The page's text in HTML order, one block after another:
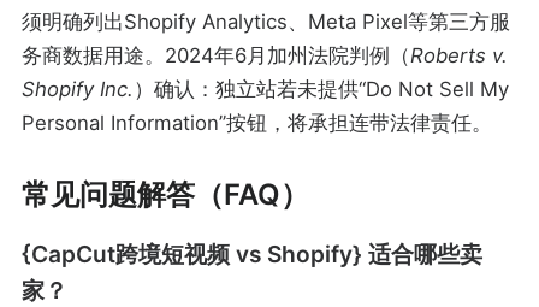
须明确列出Shopify Analytics、Meta Pixel等第三方服
务商数据用途。2024年6月加州法院判例（Roberts v.
Shopify Inc. ）确认：独立站若未提供“Do Not Sell My
Personal Information”按钮，将承担连带法律责任。
常见问题解答（FAQ）
{CapCut跨境短视频 vs Shopify} 适合哪些卖
家？